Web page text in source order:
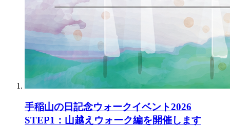
手稲山の日記念ウォークイベント2026
STEP1：山越えウォーク編を開催します